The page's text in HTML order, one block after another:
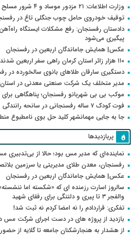
وزارت اطلاعات: ۲۱ مزدور موساد و ۴ شرور مسلح در کرمان بازداشت شدند
توقیف خودروی حامل چوب جنگلی تاغ در
دادستان رفسنجان: رفع مشکلات ایستگاه
پیگیری می‌شود
عکس| همایش جاماندگان اربعین در رفسنجان
۱۱۰ هزار زائر استان کرمان راهی سفر اربعین شدند
دستگیری سارقان طلاهای بانوی سالخورده در
مدیر متخلف یک شرکت صنعتی معدنی در استان
موکب بی بی شهربانو رفسنجان؛ پناهگاهی برای
فوت کودک ۷ ساله رفسنجانی در سانحه رانندگی
جا به جایی مهمانشهر کلید حل بوی نامطبوع
پربازدیدها
نماینده‌ای که مدیر مس بود؛ حالا از
رفسنجان، معدن طلای مدیریتی یا سرزمین
عکس| همایش جاماندگان اربعین در رفسنجان
سالروز اسارت رزمنده ای که «شکسته اما
والفجر ۳ تا پیری و دلتنگی برای رفقای شهید
تفکری: قراردادم را نه امضا کردم نه ثبت شد!
بازدید از پروژه های در دست اجرای شرکت مس
از هشدار به هنجارشکنان جامعه تا گلایه از